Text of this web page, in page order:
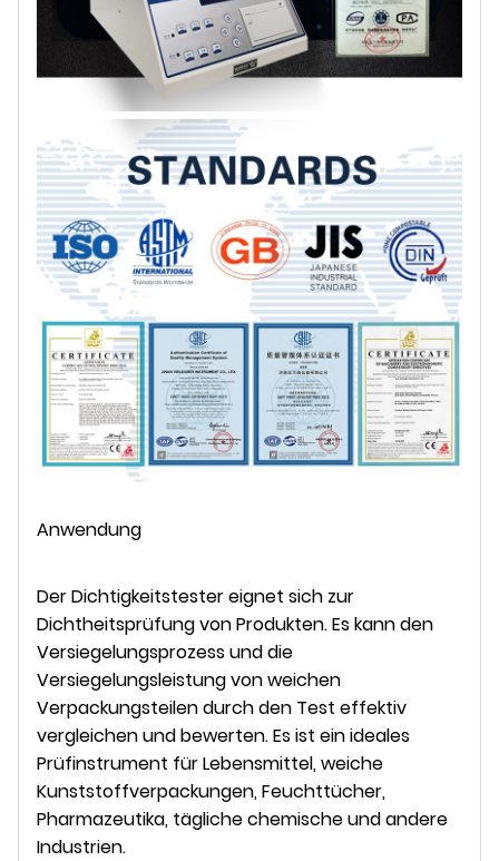
Anwendung
Der Dichtigkeitstester eignet sich zur
Dichtheitsprüfung von Produkten. Es kann den
Versiegelungsprozess und die
Versiegelungsleistung von weichen
Verpackungsteilen durch den Test effektiv
vergleichen und bewerten. Es ist ein ideales
Prüfinstrument für Lebensmittel, weiche
Kunststoffverpackungen, Feuchttücher,
Pharmazeutika, tägliche chemische und andere
Industrien.